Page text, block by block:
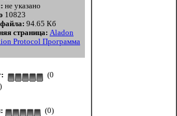
не указано
10823
94.65 Кб
страница: Aladon
Protocol Программа
(0
(0)